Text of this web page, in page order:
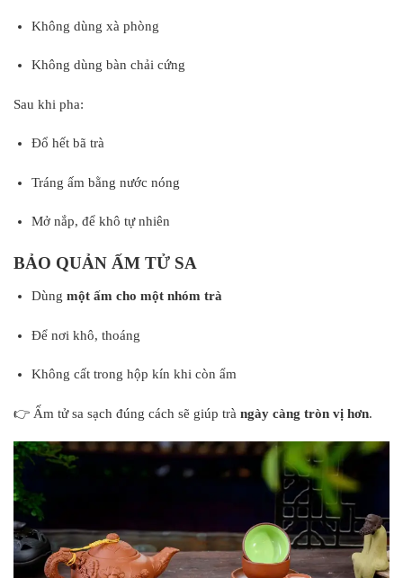
Không dùng xà phòng
Không dùng bàn chải cứng
Sau khi pha:
Đổ hết bã trà
Tráng ấm bằng nước nóng
Mở nắp, để khô tự nhiên
BẢO QUẢN ẤM TỬ SA
Dùng một ấm cho một nhóm trà
Để nơi khô, thoáng
Không cất trong hộp kín khi còn ẩm
👉 Ấm tử sa sạch đúng cách sẽ giúp trà ngày càng tròn vị hơn.